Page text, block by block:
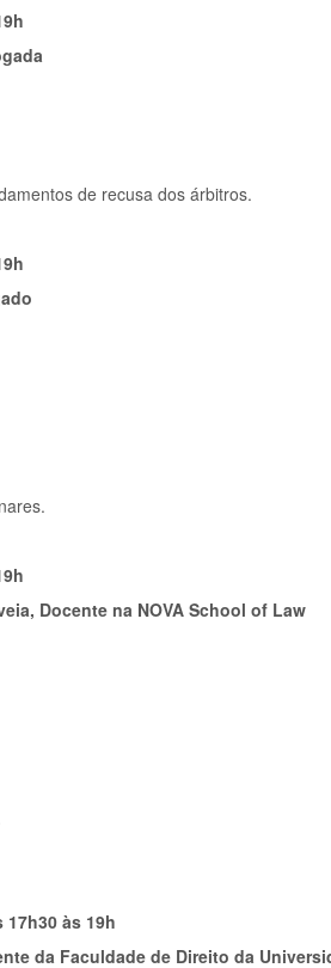
de recusa dos árbitros.
Docente na NOVA School of Law
17h30 às 19h
da Faculdade de Direito da